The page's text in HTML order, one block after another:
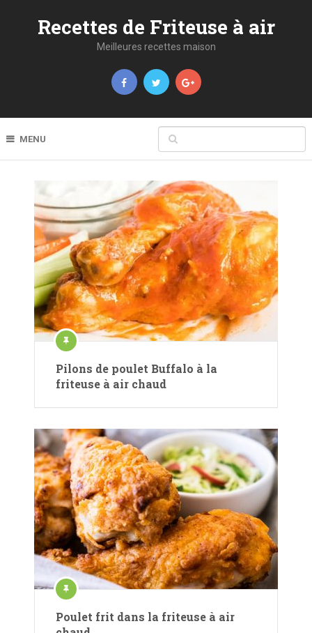
Recettes de Friteuse à air
Meilleures recettes maison
MENU
Pilons de poulet Buffalo à la
friteuse à air chaud
Poulet frit dans la friteuse à air